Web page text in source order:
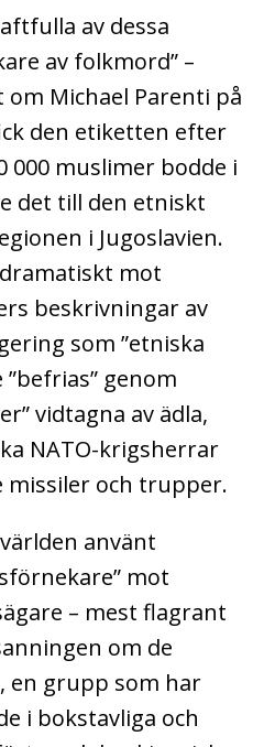
av dessa
av folkmord” –
Michael Parenti på
den etiketten efter
000 muslimer bodde i
det till den etniskt
i Jugoslavien.
mot
beskrivningar av
som ”etniska
genom
vidtagna av ädla,
NATO-krigsherrar
missiler och trupper.
använt
mot
– mest flagrant
om de
en grupp som har
i bokstavliga och